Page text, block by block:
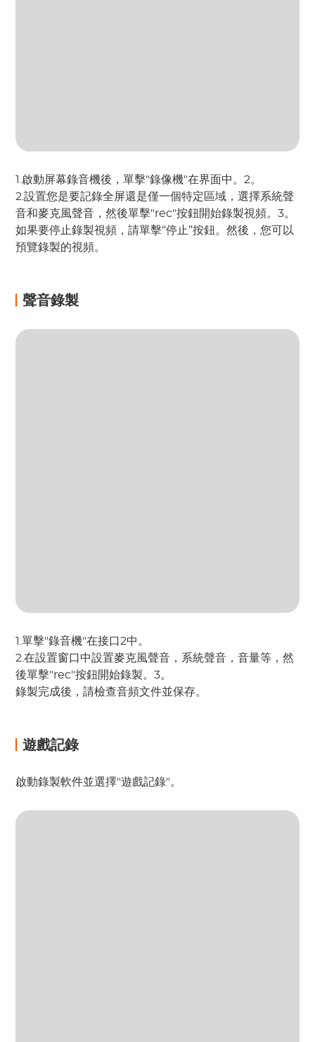
1.啟動屏幕錄音機後，單擊"錄像機"在界面中。2。
2.設置您是要記錄全屏還是僅一個特定區域，選擇系統聲
音和麥克風聲音，然後單擊"rec"按鈕開始錄製視頻。3。
如果要停止錄製視頻，請單擊“停止”按鈕。然後，您可以
預覽錄製的視頻。
聲音錄製
1.單擊"錄音機"在接口2中。
2.在設置窗口中設置麥克風聲音，系統聲音，音量等，然
後單擊"rec"按鈕開始錄製。3。
錄製完成後，請檢查音頻文件並保存。
遊戲記錄
啟動錄製軟件並選擇"遊戲記錄"。